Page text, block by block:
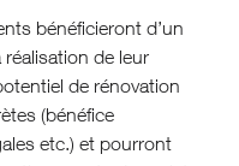
bénéficieront d’un
de leur
de rénovation
(bénéfice
etc.) et pourront